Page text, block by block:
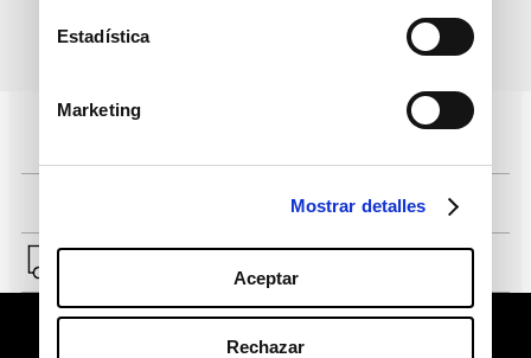
Estadística
Marketing
Mostrar detalles
Aceptar
Rechazar
He leído y acepto la
Comprar fácil en solo 4 pasos